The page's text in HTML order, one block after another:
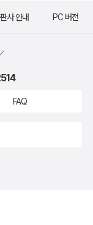
사 안내 PC 버전
FAQ